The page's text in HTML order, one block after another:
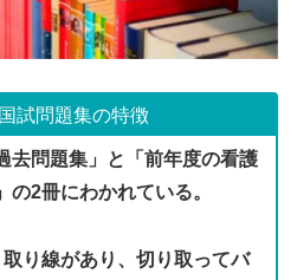
試問題集の特徴
去問題集」と「前年度の看護
2冊にわかれている。
り線があり、切り取ってバ